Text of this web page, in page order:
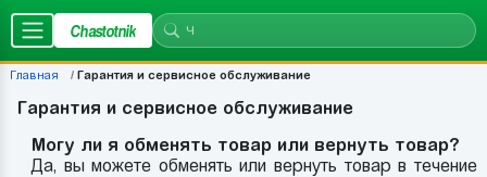
Chastotnik
Главная Гарантия и сервисное обслуживание
Гарантия и сервисное обслуживание
Могу ли я обменять товар или вернуть товар?
Да, вы можете обменять или вернуть товар в течение